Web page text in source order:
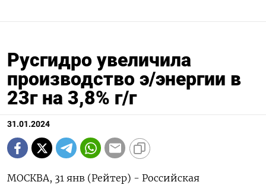
Русгидро увеличила
производство э/энергии в
23г на 3,8% г/г
31.01.2024
МОСКВА, 31 янв (Рейтер) - Российская